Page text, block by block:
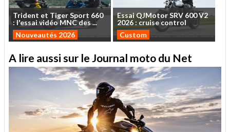
Trident et TigerSport 660
: l'essaividéo MNCdes...
Nouveautés 2026
EssaiQJMotorSRV 600V2
2026 : cruise control
Custom
A lire aussi sur le Journal moto du Net